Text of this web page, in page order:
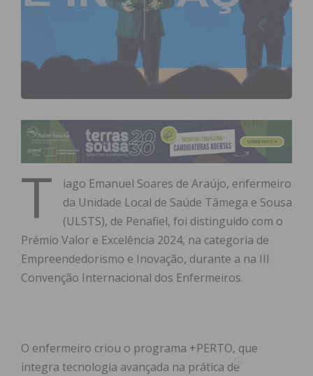
T
iago Emanuel Soares de Araújo, enfermeiro
da Unidade Local de Saúde Tâmega e Sousa
(ULSTS), de Penafiel, foi distinguido com o
Prémio Valor e Excelência 2024, na categoria de
Empreendedorismo e Inovação, durante a na III
Convenção Internacional dos Enfermeiros.
O enfermeiro criou o programa +PERTO, que
integra tecnologia avançada na prática de